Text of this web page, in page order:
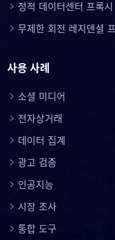
정적 데이터센터 프록시
무제한 회전 레지덴셜
사용 사례
소셜 미디어
전자상거래
데이터 집계
광고 검증
인공지능
시장 조사
통합 도구